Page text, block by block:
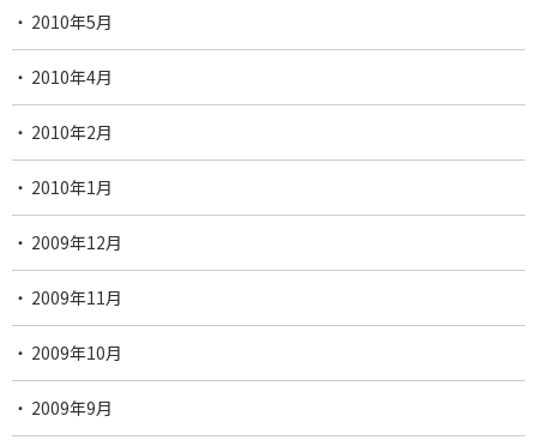
2010年5月
2010年4月
2010年2月
2010年1月
2009年12月
2009年11月
2009年10月
2009年9月